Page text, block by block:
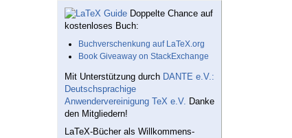
Doppelte Chance auf
kostenloses Buch:
Buchverschenkung auf LaTeX.org
Book Giveaway on StackExchange
Mit Unterstützung durch DANTE e.V.:
Deutschsprachige
Anwendervereinigung TeX e.V. Danke
den Mitgliedern!
LaTeX-Bücher als Willkommens-